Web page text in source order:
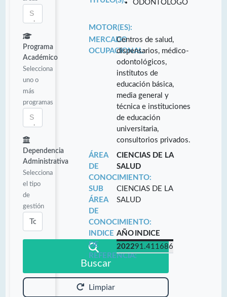
Programa
Académico
Selecciona
uno o
más
programas
Dependencia
Administrativa
Selecciona
el tipo
de
gestión
Buscar
Limpiar
ODONTÓLOGO
MOTOR(ES):
MERCADO
OCUPACIONAL:
Centros de salud,
dispensarios, médico-
odontológicos,
institutos de
educación básica,
media general y
técnica e instituciones
de educación
universitaria,
consultorios privados.
ÁREA
DE
CONOCIMIENTO:
CIENCIAS DE LA
SALUD
SUB
ÁREA
DE
CONOCIMIENTO:
CIENCIAS DE LA
SALUD
INDICE
DE
REFERENCIA:
AÑO INDICE
202291.411686